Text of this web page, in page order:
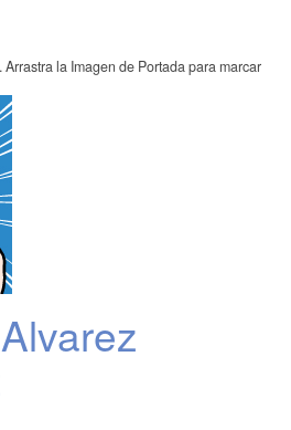
Arrastra la Imagen de Portada para marcar